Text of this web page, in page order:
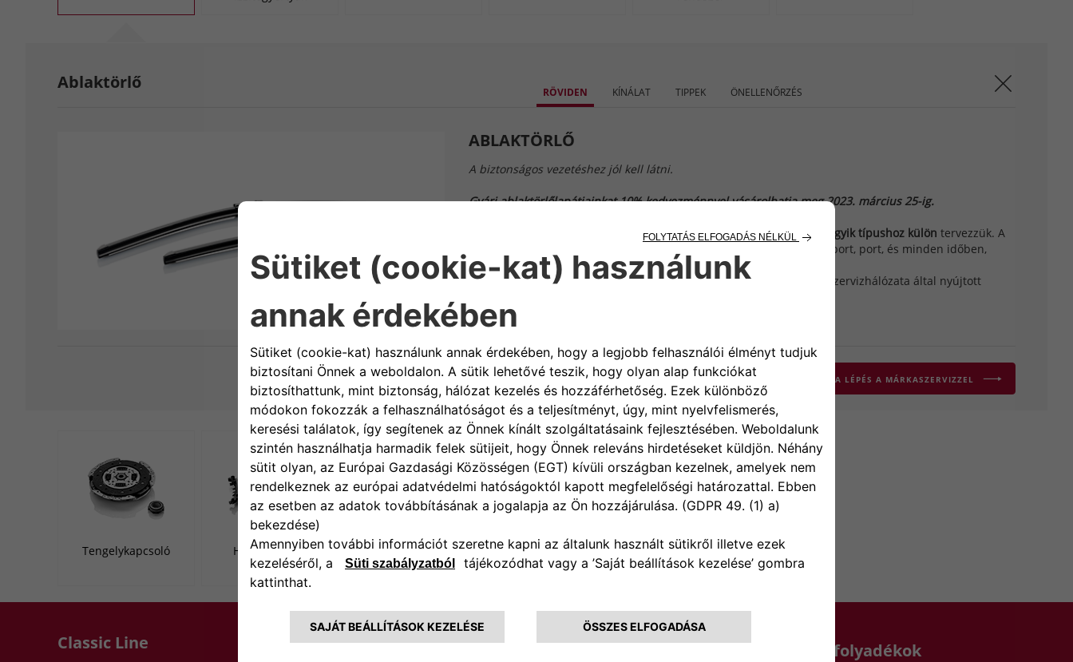
Ablaktörlő RÖVIDEN KÍNÁLAT TIPPEK ÖNELLENŐRZÉS
ABLAKTÖRLŐ
A biztonságos vezetéshez jól kell látni.
Gyári ablaktörlőlapátjainkat 10% kedvezménnyel vásárolhatja meg 2023. március 25-ig.
Eredeti ablaktörlő lapátjainkat az FCA Csoportbanspeciálisan mindegyik típushoz külön tervezzük. A
szélvédő és a hátsó ablak ívéhez simulva letörlik a vizet, havat, virágport, port, és minden időben,
minden sebességnél optimális kilátást biztosítanak.
Mindig fordítson figyelmet a biztonságra és használja ki a Mopar® szervizhálózata által nyújtott
KAPCSOLATBA LÉPÉS A MÁRKASZERVIZZEL
Tengelykapcsoló Hűtőrendszer
Visszapillantó
tükrök
Classic Line Felújított alkatrészek Üzemi olajok és folyadékok